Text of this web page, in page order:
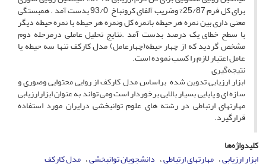
برای کل فرم 25/87% وضریب آلفای کرونباخ 93/0 بدست آمد . همبستگی
معنی داری بین نمره هر حیطه بانمره کل ونمره هر حیطه با نمره حیطه دیگر
با سطح خطای یک درصد بدست آمد .نتایج تحلیل عاملی درمرحله دوم
مشخص گردید که از چهار حیطه(چهارعامل) مدل کارکف تنها سه حیطه یا
عامل اعتبار لازم را کسب نموده است.
نتیجه‌گیری
ابزار ارزیابی تدوین شده براساس مدل کارکف از روایی محتوایی وصوری و
سازه ای و پایایی بسیار بالایی برخوردار است ومی تواند به عنوان ابزارارزیابی
مهارتهای ارتباطی در رشته های علوم توانبخشی درایران مورد استفاده
قرارگیرد.
کلیدواژه‌ها
ابزار ارزیابی مهارتهای ارتباطی دانشجویان توانبخشی مدل کارکف